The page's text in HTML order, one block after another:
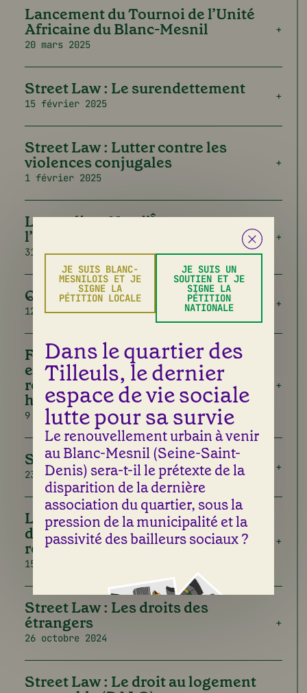
Lancement du Tournoi de l’Unité
Africaine du Blanc-Mesnil
20 mars 2025
Street Law : Le surendettement
15 février 2025
Street Law : Lutter contre les
violences conjugales
1 février 2025
Les ateliers Nutri’Âges avec
l’association Appui
31 janvier 2025
Questionnaire 2024
12 décembre 2024
Forfait Améthyste : les transports
en commun pour les personnes
retraitées ou porteuses de
handicap
9 décembre 2024
Street Law : La justice en France
23 novembre 2024
Les droits des locataires relogés
dans le cadre d’un projet de
renouvellement urbain
15 novembre 2024
Street Law : Les droits des
étrangers
26 octobre 2024
Street Law : Le droit au logement
JE SUIS BLANC-
MESNILOIS ET JE
SIGNE LA
PÉTITION LOCALE
JE SUIS UN
SOUTIEN ET JE
SIGNE LA
PÉTITION
NATIONALE
Dans le quartier des
Tilleuls, le dernier
espace de vie sociale
lutte pour sa survie
Le renouvellement urbain à venir
au Blanc-Mesnil (Seine-Saint-
Denis) sera-t-il le prétexte de la
disparition de la dernière
association du quartier, sous la
pression de la municipalité et la
passivité des bailleurs sociaux ?